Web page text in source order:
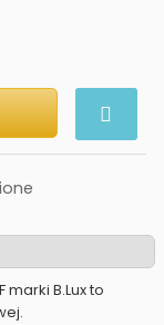
B.Lux to